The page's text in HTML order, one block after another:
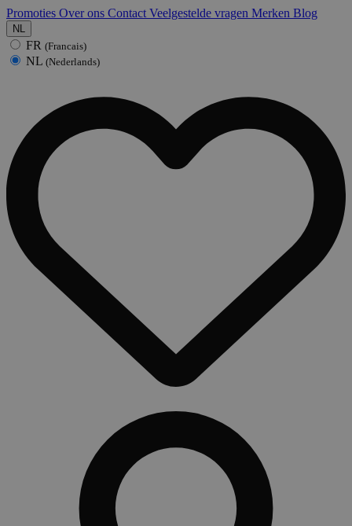
Promoties Over ons Contact Veelgestelde vragen Merken Blog
NL
FR (Francais)
NL (Nederlands)